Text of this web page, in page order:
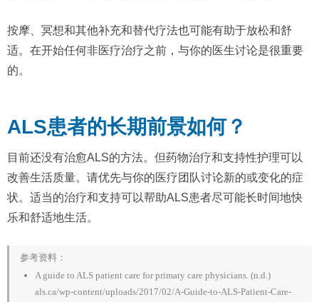
按摩、冥想和其他补充和替代疗法也可能有助于放松和舒
适。在开始任何非医疗治疗之前，与你的医生讨论是很重要
的。
ALS患者的长期前景如何？
目前还没有治愈ALS的方法。但药物治疗和支持性护理可以
改善生活质量。请优先与你的医疗团队讨论新的或变化的症
状。适当的治疗和支持可以帮助ALS患者尽可能长时间地快
乐和舒适地生活。
参考资料：
A guide to ALS patient care for primary care physicians. (n.d.)
als.ca/wp-content/uploads/2017/02/A-Guide-to-ALS-Patient-Care-